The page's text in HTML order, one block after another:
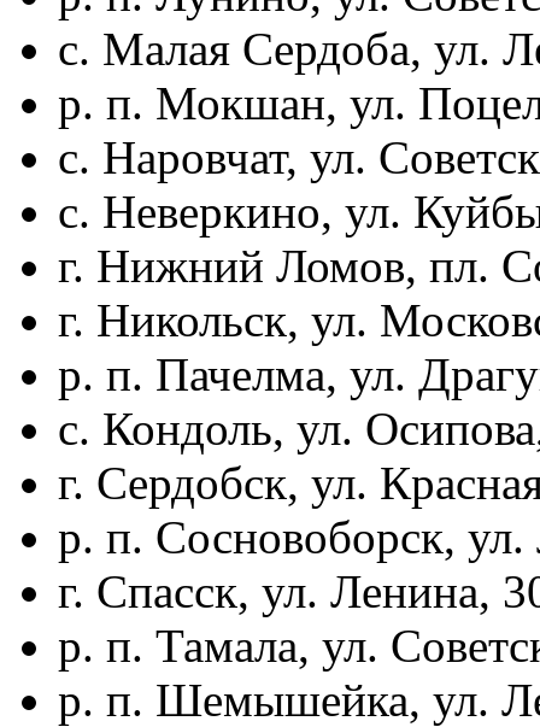
с. Малая Сердоба, ул.
р. п. Мокшан, ул.
с. Наровчат, ул.
с. Неверкино, ул.
г. Нижний Ломов, пл.
г. Никольск, ул.
р. п. Пачелма, ул.
с. Кондоль, ул.
г. Сердобск, ул.
р. п. Сосновоборск,
г. Спасск, ул. Ленина,
р. п. Тамала, ул.
р. п. Шемышейка, ул.